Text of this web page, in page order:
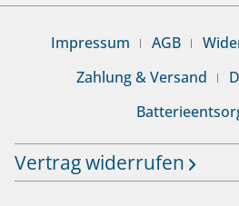
Impressum AGB
Zahlung & Versand
Vertrag widerrufen